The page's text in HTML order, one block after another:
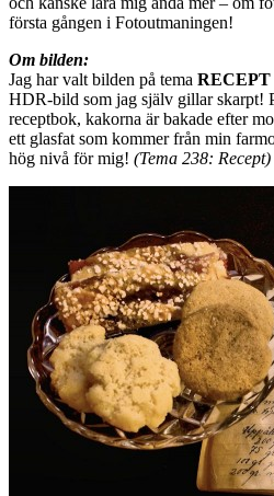
första gången i Fotoutmaningen!
Om bilden:
Jag har valt bilden på tema RECEPT
HDR-bild som jag själv gillar skarpt!
receptbok, kakorna är bakade efter
ett glasfat som kommer från min
hög nivå för mig! (Tema 238: Recept)